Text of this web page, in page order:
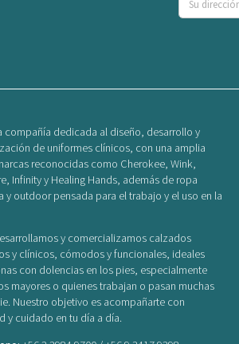
compañía dedicada al diseño, desarrollo y
de uniformes clínicos, con una amplia
reconocidas como Cherokee, Wink,
Infinity y Healing Hands, además de ropa
y outdoor pensada para el trabajo y el uso en la
y comercializamos calzados
y clínicos, cómodos y funcionales, ideales
con dolencias en los pies, especialmente
mayores o quienes trabajan o pasan muchas
Nuestro objetivo es acompañarte con
y cuidado en tu día a día.